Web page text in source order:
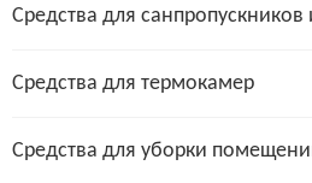
Средства для санпропускников
Средства для термокамер
Средства для уборки